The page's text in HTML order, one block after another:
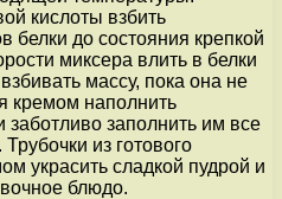
кислоты взбить
белки до состояния крепкой
миксера влить в белки
массу, пока она не
кремом наполнить
заботливо заполнить им все
из готового
украсить сладкой пудрой и
блюдо.